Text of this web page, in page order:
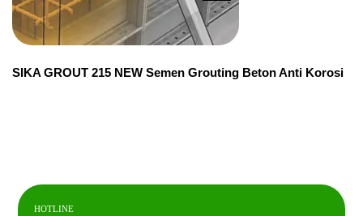
SIKA GROUT 215 NEW Semen Grouting Beton Anti Korosi
HOTLINE